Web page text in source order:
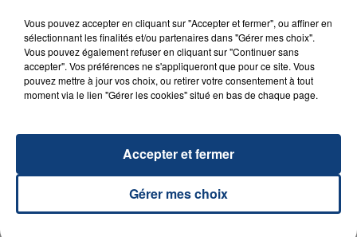
23 juillet 2026
INCENDIE MORTEL À LENS : UNE FEMME ET
SON BÉBÉ ENTRE LA VIE ET LA...
Un homme s'est immolé par le feu après avoir
aspergé sa compagne et leur bébé de trois mois
Vous pouvez accepter en cliquant sur "Accepter et fermer", ou affiner en
sélectionnant les finalités et/ou partenaires dans "Gérer mes choix".
Vous pouvez également refuser en cliquant sur "Continuer sans
accepter". Vos préférences ne s'appliqueront que pour ce site. Vous
pouvez mettre à jour vos choix, ou retirer votre consentement à tout
moment via le lien "Gérer les cookies" situé en bas de chaque page.
Gérer mes choix
Accepter et fermer